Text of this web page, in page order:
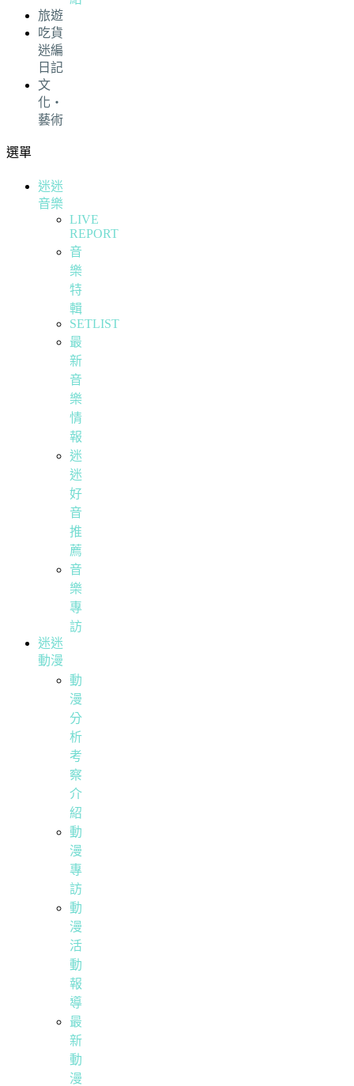
旅遊
吃貨
迷編
日記
文
化・
藝術
選單
迷迷
音樂
LIVE
REPORT
音
樂
特
輯
SETLIST
最
新
音
樂
情
報
迷
迷
好
音
推
薦
音
樂
專
訪
迷迷
動漫
動
漫
分
析
考
察
介
紹
動
漫
專
訪
動
漫
活
動
報
導
最
新
動
漫